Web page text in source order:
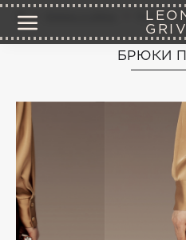
брюки
БРЮКИ